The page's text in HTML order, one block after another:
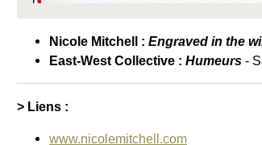
Nicole Mitchell : Engraved in the
East-West Collective : Humeurs -
> Liens :
www.nicolemitchell.com